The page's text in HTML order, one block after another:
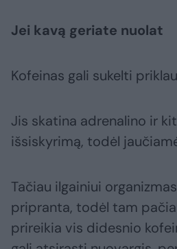
Jei kavą geriate nuolat
Kofeinas gali sukelti
Jis skatina adrenalino ir
išsiskyrimą, todėl
Tačiau ilgainiui
pripranta, todėl tam
prireikia vis didesnio